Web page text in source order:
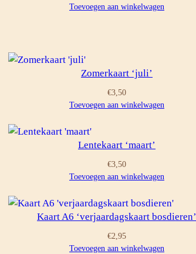
Toevoegen aan winkelwagen
Zomerkaart ‘juli’
€3,50
Toevoegen aan winkelwagen
Lentekaart ‘maart’
€3,50
Toevoegen aan winkelwagen
Kaart A6 ‘verjaardagskaart bosdieren’
€2,95
Toevoegen aan winkelwagen